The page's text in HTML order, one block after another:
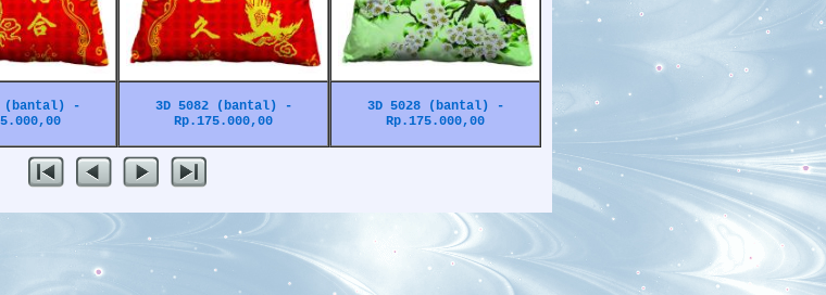
(bantal) -
3D 5082 (bantal) -
Rp.175.000,00
3D 5028 (bantal) -
Rp.175.000,00